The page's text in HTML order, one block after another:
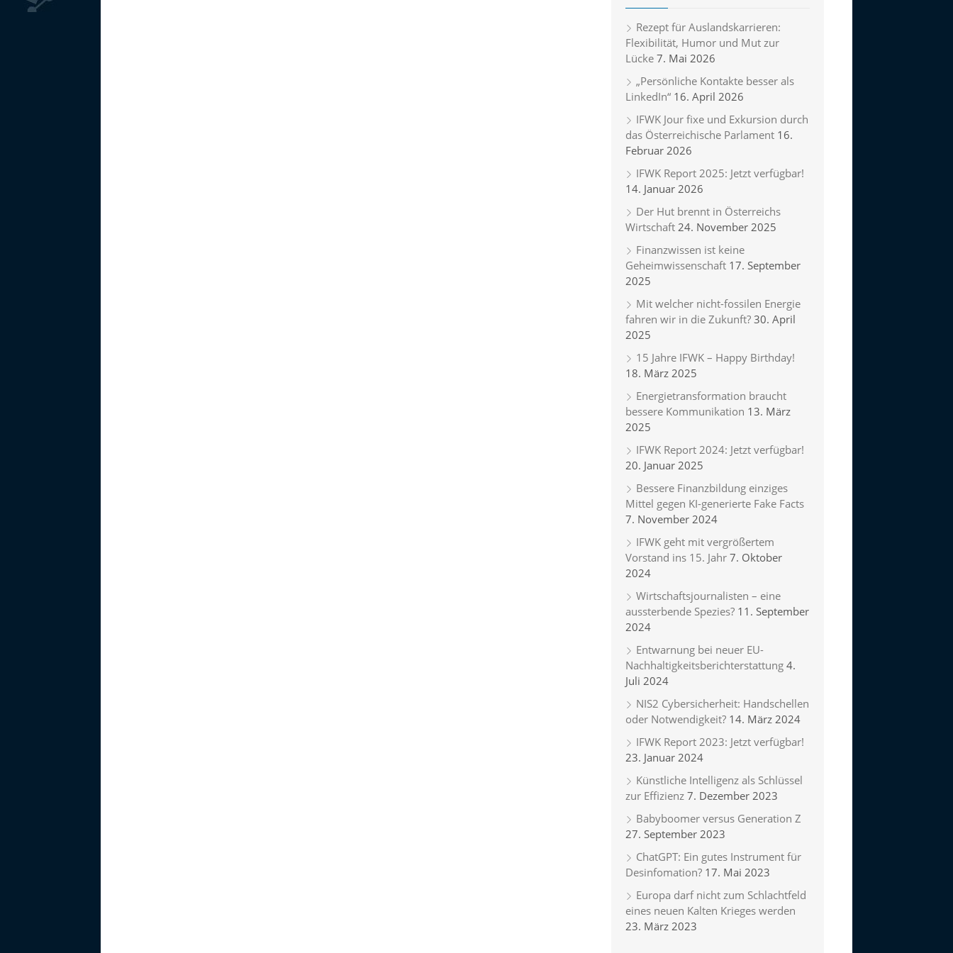
Rezept für Auslandskarrieren:
Flexibilität, Humor und Mut zur
Lücke 7. Mai 2026
„Persönliche Kontakte besser als
LinkedIn“ 16. April 2026
IFWK Jour fixe und Exkursion durch
das Österreichische Parlament 16.
Februar 2026
IFWK Report 2025: Jetzt verfügbar!
14. Januar 2026
Der Hut brennt in Österreichs
Wirtschaft 24. November 2025
Finanzwissen ist keine
Geheimwissenschaft 17. September
2025
Mit welcher nicht-fossilen Energie
fahren wir in die Zukunft? 30. April
2025
15 Jahre IFWK – Happy Birthday!
18. März 2025
Energietransformation braucht
bessere Kommunikation 13. März
2025
IFWK Report 2024: Jetzt verfügbar!
20. Januar 2025
Bessere Finanzbildung einziges
Mittel gegen KI-generierte Fake Facts
7. November 2024
IFWK geht mit vergrößertem
Vorstand ins 15. Jahr 7. Oktober
2024
Wirtschaftsjournalisten – eine
aussterbende Spezies? 11. September
2024
Entwarnung bei neuer EU-
Nachhaltigkeitsberichterstattung 4.
Juli 2024
NIS2 Cybersicherheit: Handschellen
oder Notwendigkeit? 14. März 2024
IFWK Report 2023: Jetzt verfügbar!
23. Januar 2024
Künstliche Intelligenz als Schlüssel
zur Effizienz 7. Dezember 2023
Babyboomer versus Generation Z
27. September 2023
ChatGPT: Ein gutes Instrument für
Desinfomation? 17. Mai 2023
Europa darf nicht zum Schlachtfeld
eines neuen Kalten Krieges werden
23. März 2023